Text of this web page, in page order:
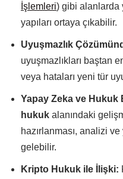
İşlemleri) gibi alanlarda
yapıları ortaya çıkabilir.
Uyuşmazlık
uyuşmazlıkları baştan
veya hataları yeni tür
Yapay Zeka ve Hukuk
hukuk alanındaki
hazırlanması, analizi
gelebilir.
Kripto Hukuk ile İlişki: